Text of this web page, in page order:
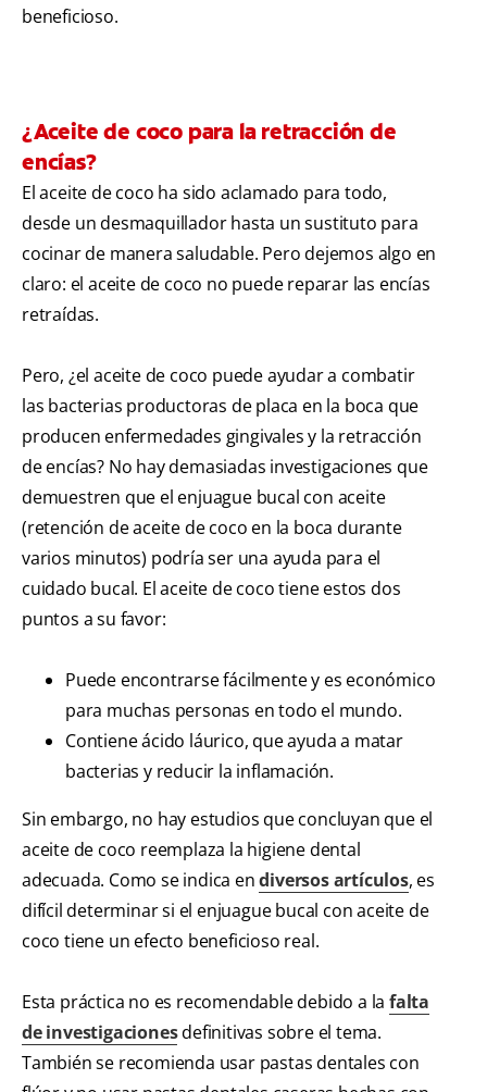
beneficioso.
¿Aceite de coco para la retracción de
encías?
El aceite de coco ha sido aclamado para todo,
desde un desmaquillador hasta un sustituto para
cocinar de manera saludable. Pero dejemos algo en
claro: el aceite de coco no puede reparar las encías
retraídas.
Pero, ¿el aceite de coco puede ayudar a combatir
las bacterias productoras de placa en la boca que
producen enfermedades gingivales y la retracción
de encías? No hay demasiadas investigaciones que
demuestren que el enjuague bucal con aceite
(retención de aceite de coco en la boca durante
varios minutos) podría ser una ayuda para el
cuidado bucal. El aceite de coco tiene estos dos
puntos a su favor:
Puede encontrarse fácilmente y es económico
para muchas personas en todo el mundo.
Contiene ácido láurico, que ayuda a matar
bacterias y reducir la inflamación.
Sin embargo, no hay estudios que concluyan que el
aceite de coco reemplaza la higiene dental
adecuada. Como se indica endiversos artículos, es
difícil determinar si el enjuague bucal con aceite de
coco tiene un efecto beneficioso real.
Esta práctica no es recomendable debido a la falta
de investigacionesdefinitivas sobre el tema.
También se recomienda usar pastas dentales con